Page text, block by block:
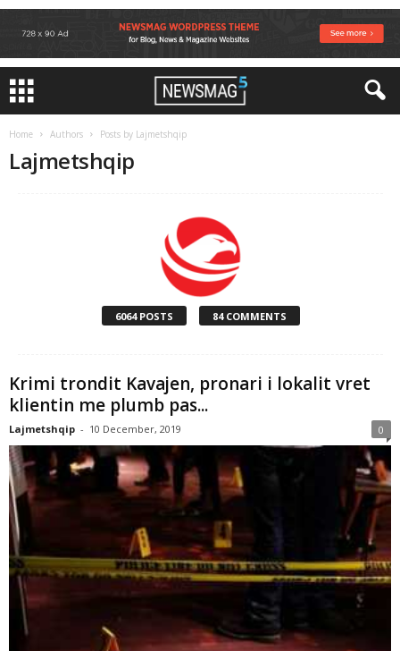
Home Authors Posts by Lajmetshqip
Lajmetshqip
6064 POSTS 84 COMMENTS
Krimi trondit Kavajen, pronari i lokalit vret
klientin me plumb pas...
Lajmetshqip - 10 December, 2019 0